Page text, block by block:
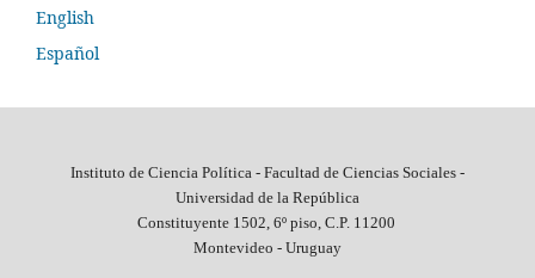
English
Español
Instituto de Ciencia Política - Facultad de Ciencias Sociales -
Universidad de la República
Constituyente 1502, 6º piso, C.P. 11200
Montevideo - Uruguay